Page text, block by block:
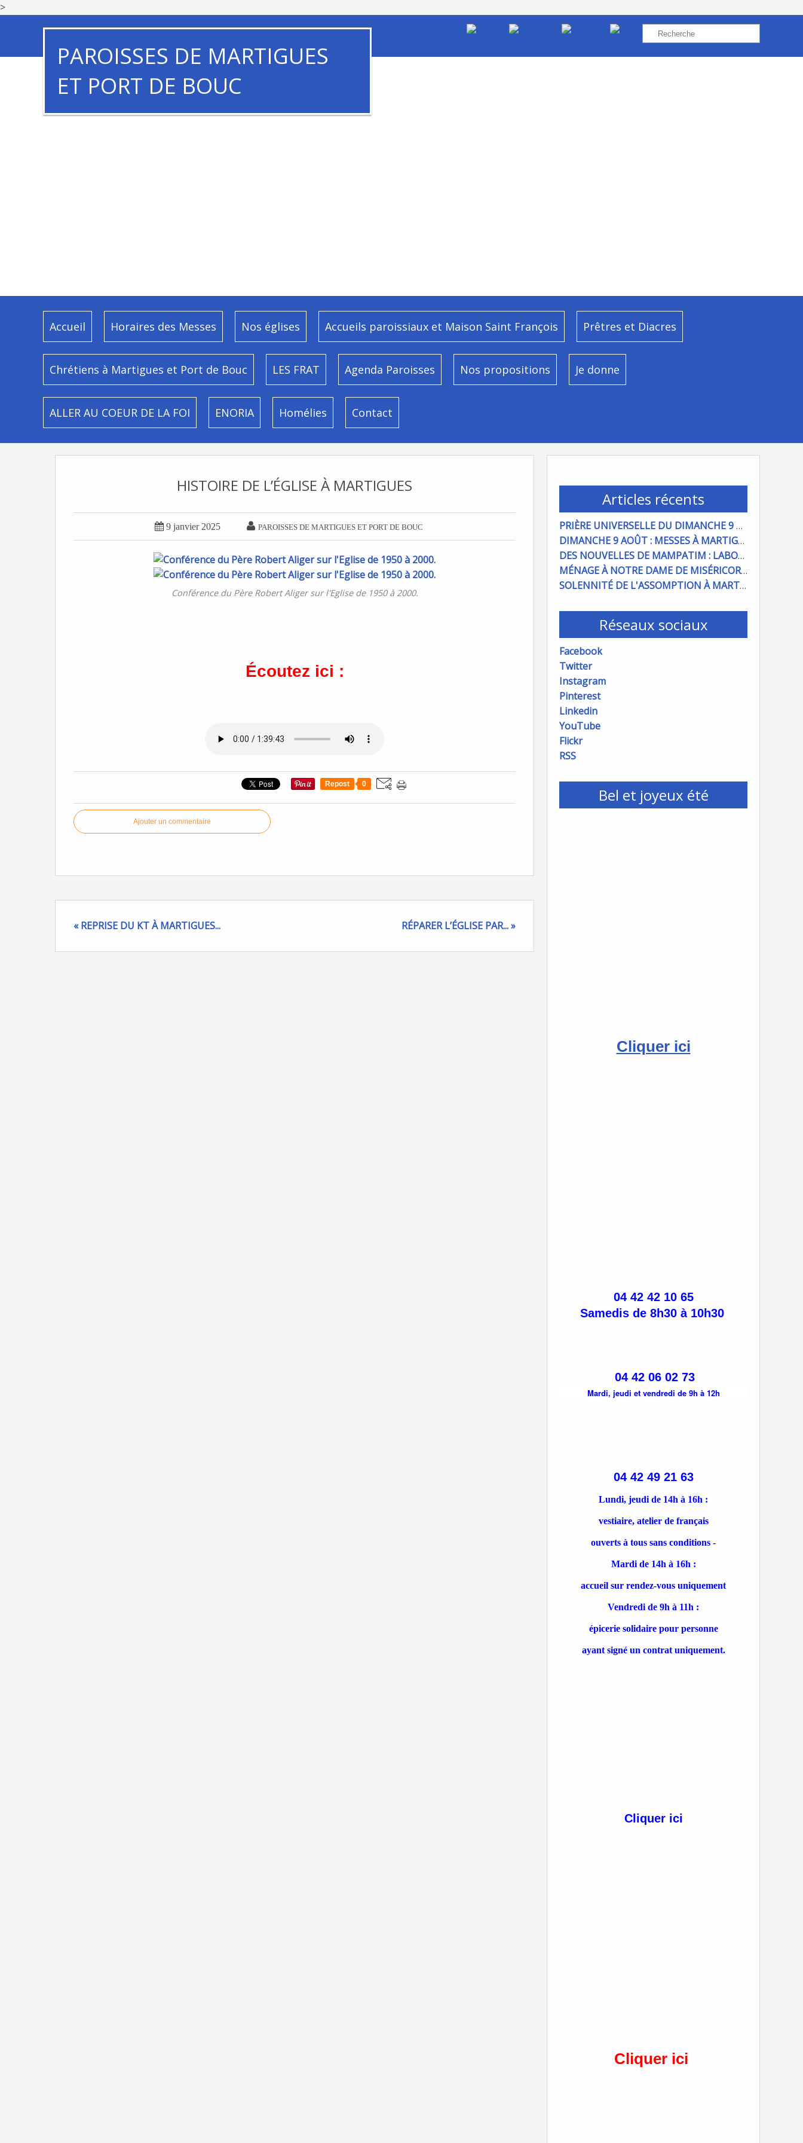
>
PAROISSES DE MARTIGUES
ET PORT DE BOUC
Accueil Horaires des Messes Nos églises Accueils paroissiaux et Maison Saint François Prêtres et Diacres
Chrétiens à Martigues et Port de Bouc LES FRAT Agenda Paroisses Nos propositions Je donne
ALLER AU COEUR DE LA FOI ENORIA Homélies Contact
Articles récents
PRIÈRE UNIVERSELLE DU DIMANCHE 9 AOÜT
DIMANCHE 9 AOÛT : MESSES À MARTIGUES ET PORT DE BOUC
DES NOUVELLES DE MAMPATIM : LABOUR DU CHAMP PAROISSIAL
MÉNAGE À NOTRE DAME DE MISÉRICORDE : ON COMPTE SUR VOUS !
SOLENNITÉ DE L'ASSOMPTION À MARTIGUES ET PORT DE BOUC
Réseaux sociaux
Facebook
Twitter
Instagram
Pinterest
Linkedin
YouTube
Flickr
RSS
Bel et joyeux été
Cliquer ici
04 42 42 10 65
Samedis de 8h30 à 10h30
04 42 06 02 73
Mardi, jeudi et vendredi de 9h à 12h
04 42 49 21 63
Lundi, jeudi de 14h à 16h :
vestiaire, atelier de français
ouverts à tous sans conditions -
Mardi de 14h à 16h :
accueil sur rendez-vous uniquement
Vendredi de 9h à 11h :
épicerie solidaire pour personne
ayant signé un contrat uniquement.
Cliquer ici
Cliquer ici
HISTOIRE DE L’ÉGLISE À MARTIGUES
 9 janvier 2025  PAROISSES DE MARTIGUES ET PORT DE BOUC
Conférence du Père Robert Aliger sur l'Eglise de 1950 à 2000.
Écoutez ici :
Repost 0
Ajouter un commentaire
« REPRISE DU KT À MARTIGUES... RÉPARER L’ÉGLISE PAR... »